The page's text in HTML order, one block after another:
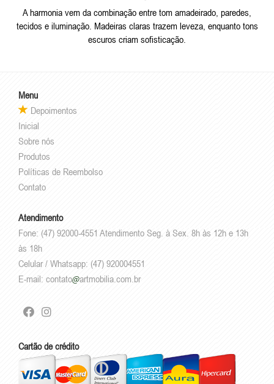
A harmonia vem da combinação entre tom amadeirado, paredes,
tecidos e iluminação. Madeiras claras trazem leveza, enquanto tons
escuros criam sofisticação.
Menu
Depoimentos
Inicial
Sobre nós
Produtos
Políticas de Reembolso
Contato
Atendimento
Fone: (47) 92000-4551 Atendimento Seg. à Sex. 8h às 12h e 13h
às 18h
Celular / Whatsapp: (47) 920004551
E-mail: contato artmobilia.com.br
Cartão de crédito